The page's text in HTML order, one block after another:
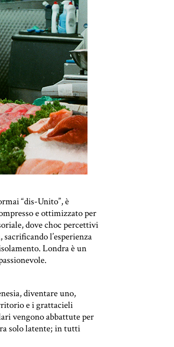
“dis-Unito”, è
e ottimizzato per
dove choc percettivi
l’esperienza
Londra è un
diventare uno,
e i grattacieli
vengono abbattute per
solo latente; in tutti